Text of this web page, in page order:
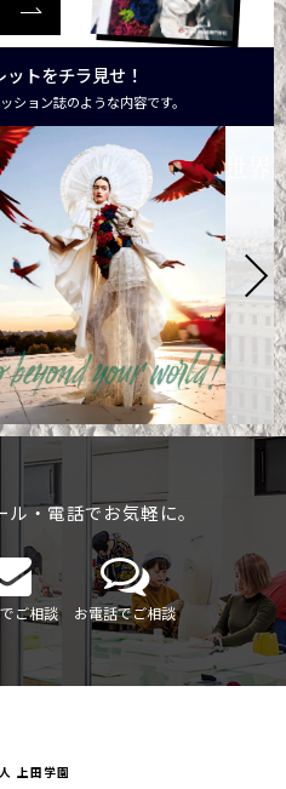
トをチラ見せ！
ション誌のような内容です。
・電話でお気軽に。
ご相談 お電話でご相談
上田学園